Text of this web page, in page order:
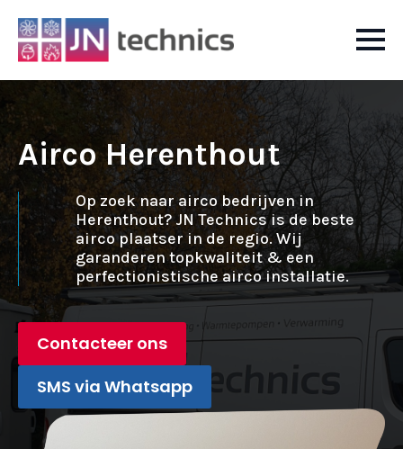
Airco Herenthout
Op zoek naar airco bedrijven in
Herenthout? JN Technics is de beste
airco plaatser in de regio. Wij
garanderen topkwaliteit & een
perfectionistische airco installatie.
Contacteer ons
SMS via Whatsapp